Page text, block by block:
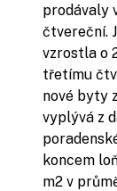
prodávaly
čtvereční.
vzrostla o
třetímu
nové byty
vyplývá z
koncem
m2 v